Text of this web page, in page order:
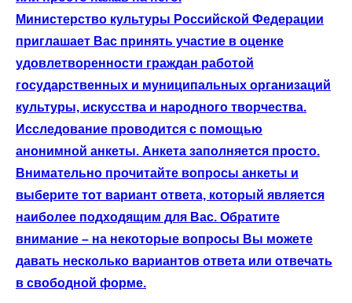
Министерство культуры Российской Федерации
приглашает Вас принять участие в оценке
удовлетворенности граждан работой
государственных и муниципальных организаций
культуры, искусства и народного творчества.
Исследование проводится с помощью
анонимной анкеты. Анкета заполняется просто.
Внимательно прочитайте вопросы анкеты и
выберите тот вариант ответа, который является
наиболее подходящим для Вас. Обратите
внимание – на некоторые вопросы Вы можете
давать несколько вариантов ответа или отвечать
в свободной форме.